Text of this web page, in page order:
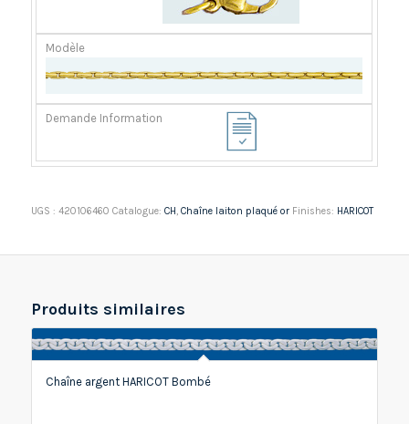
UGS : 420106460 Catalogue: CH Chaîne laiton plaqué or Finishes: HARICOT
Produits similaires
Chaîne argent HARICOT Bombé